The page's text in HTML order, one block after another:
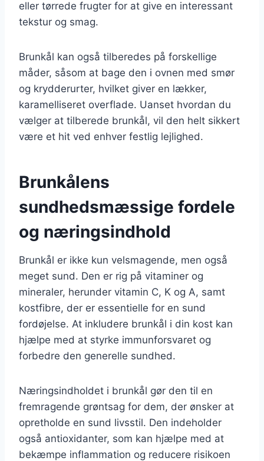
eller tørrede frugter for at give en interessant
tekstur og smag.
Brunkål kan også tilberedes på forskellige
måder, såsom at bage den i ovnen med smør
og krydderurter, hvilket giver en lækker,
karamelliseret overflade. Uanset hvordan du
vælger at tilberede brunkål, vil den helt sikkert
være et hit ved enhver festlig lejlighed.
Brunkålens
sundhedsmæssige fordele
og næringsindhold
Brunkål er ikke kun velsmagende, men også
meget sund. Den er rig på vitaminer og
mineraler, herunder vitamin C, K og A, samt
kostfibre, der er essentielle for en sund
fordøjelse. At inkludere brunkål i din kost kan
hjælpe med at styrke immunforsvaret og
forbedre den generelle sundhed.
Næringsindholdet i brunkål gør den til en
fremragende grøntsag for dem, der ønsker at
opretholde en sund livsstil. Den indeholder
også antioxidanter, som kan hjælpe med at
bekæmpe inflammation og reducere risikoen